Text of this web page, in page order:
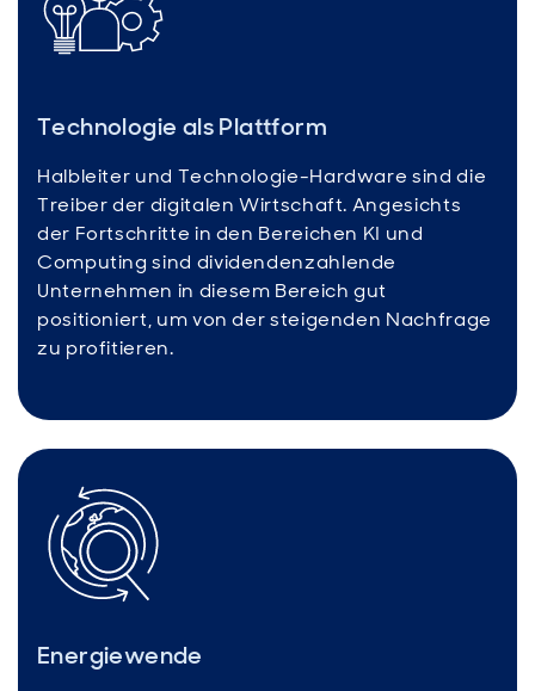
Technologie als Plattform
Halbleiter und Technologie-Hardware sind die
Treiber der digitalen Wirtschaft. Angesichts
der Fortschritte in den Bereichen KI und
Computing sind dividendenzahlende
Unternehmen in diesem Bereich gut
positioniert, um von der steigenden Nachfrage
zu profitieren.
Energiewende